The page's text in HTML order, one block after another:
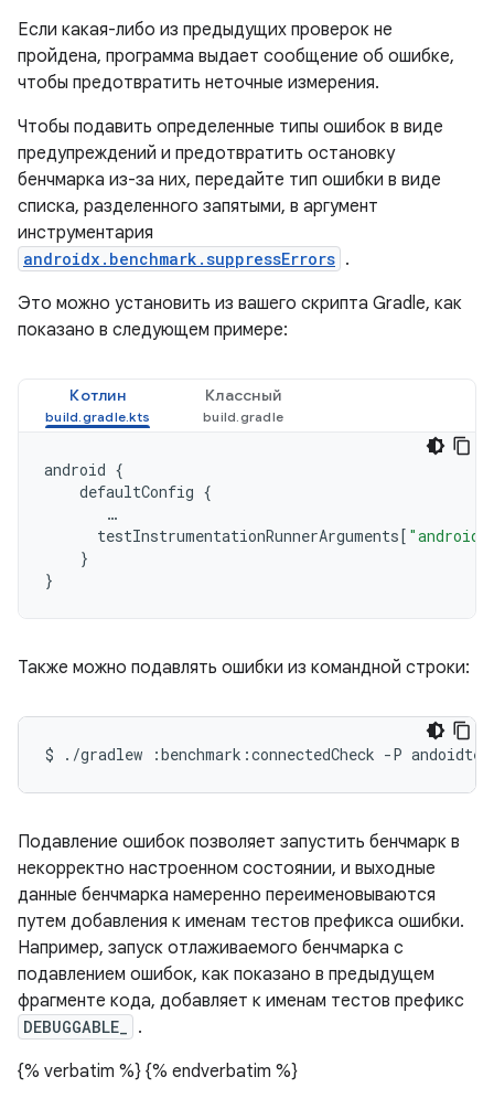
Если какая-либо из предыдущих проверок не
пройдена, программа выдает сообщение об ошибке,
чтобы предотвратить неточные измерения.
Чтобы подавить определенные типы ошибок в виде
предупреждений и предотвратить остановку
бенчмарка из-за них, передайте тип ошибки в виде
списка, разделенного запятыми, в аргумент
инструментария
androidx.benchmark.suppressErrors .
Это можно установить из вашего скрипта Gradle, как
показано в следующем примере:
Котлин Классный
android {
defaultConfig {
…
testInstrumentationRunnerArguments [
}
}
Также можно подавлять ошибки из командной строки:
$ ./gradlew :benchmark:connectedCheck -P
Подавление ошибок позволяет запустить бенчмарк в
некорректно настроенном состоянии, и выходные
данные бенчмарка намеренно переименовываются
путем добавления к именам тестов префикса ошибки.
Например, запуск отлаживаемого бенчмарка с
подавлением ошибок, как показано в предыдущем
фрагменте кода, добавляет к именам тестов префикс
DEBUGGABLE_
.
{% verbatim %} {% endverbatim %}